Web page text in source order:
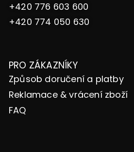
+420 776 603 600
+420 774 050 630
PRO ZÁKAZNÍKY
Způsob doručení a platby
Reklamace & vrácení zboží
FAQ